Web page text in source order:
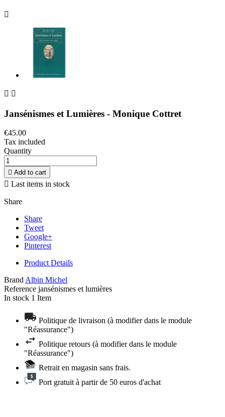

 
Jansénismes et Lumières - Monique Cottret
€45.00
Tax included
Quantity
 Add to cart
 Last items in stock
Share
Share
Tweet
Google+
Pinterest
Product Details
Brand Albin Michel
Reference jansénismes et lumières
In stock 1 Item
Politique de livraison (à modifier dans le module
"Réassurance")
Politique retours (à modifier dans le module
"Réassurance")
Retrait en magasin sans frais.
Port gratuit à partir de 50 euros d'achat